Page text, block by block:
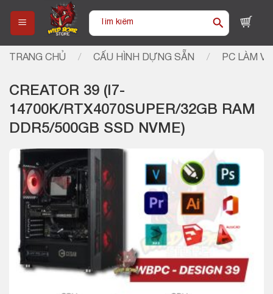
content
Tìm
TRANG CHỦ / CẤU HÌNH DỰNG SẴN / PC LÀM
CREATOR 39 (I7-
14700K/RTX4070SUPER/32GB RAM
DDR5/500GB SSD NVME)